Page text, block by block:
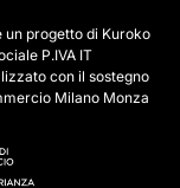
un progetto di Kuroko
P.IVA IT
con il sostegno
Milano Monza